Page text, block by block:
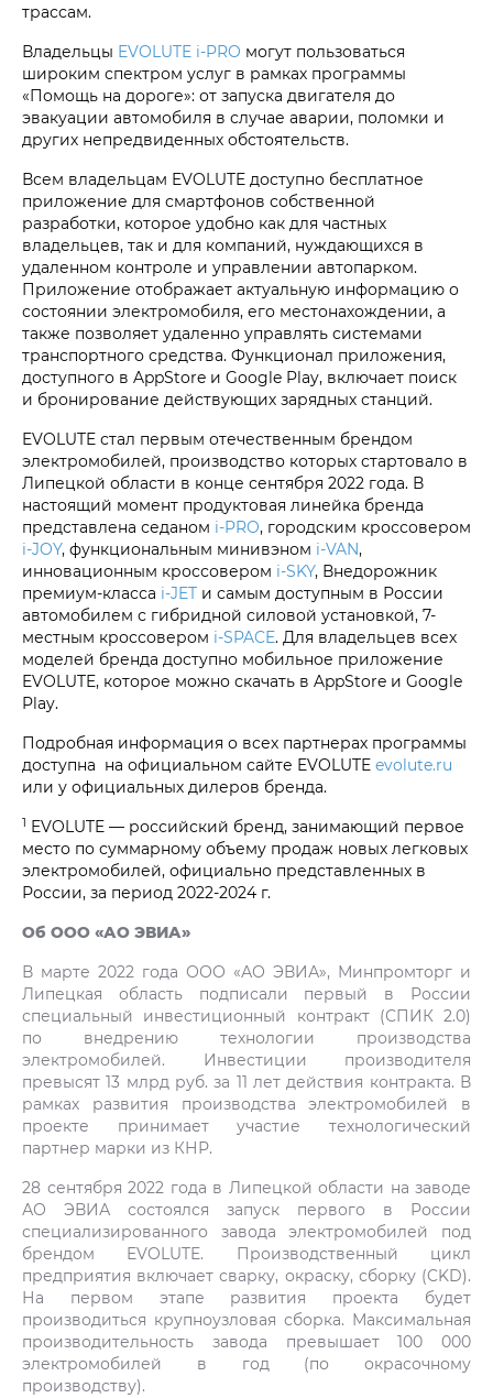
трассам.
Владельцы EVOLUTE i‑PRO могут пользоваться
широким спектром услуг в рамках программы
«Помощь на дороге»: от запуска двигателя до
эвакуации автомобиля в случае аварии, поломки и
других непредвиденных обстоятельств.
Всем владельцам EVOLUTE доступно бесплатное
приложение для смартфонов собственной
разработки, которое удобно как для частных
владельцев, так и для компаний, нуждающихся в
удаленном контроле и управлении автопарком.
Приложение отображает актуальную информацию о
состоянии электромобиля, его местонахождении, а
также позволяет удаленно управлять системами
транспортного средства. Функционал приложения,
доступного в AppStore и Google Play, включает поиск
и бронирование действующих зарядных станций.
EVOLUTE стал первым отечественным брендом
электромобилей, производство которых стартовало в
Липецкой области в конце сентября 2022 года. В
настоящий момент продуктовая линейка бренда
представлена седаном i‑PRO, городским кроссовером
i‑JOY, функциональным минивэном i‑VAN,
инновационным кроссовером i‑SKY, Внедорожник
премиум-класса i‑JET и самым доступным в России
автомобилем с гибридной силовой установкой, 7-
местным кроссовером i‑SPACE. Для владельцев всех
моделей бренда доступно мобильное приложение
EVOLUTE, которое можно скачать в AppStore и Google
Play.
Подробная информация о всех партнерах программы
доступна на официальном сайте EVOLUTE evolute.ru
или у официальных дилеров бренда.
1 EVOLUTE — российский бренд, занимающий первое
место по суммарному объему продаж новых легковых
электромобилей, официально представленных в
России, за период 2022-2024 г.
Об ООО «АО ЭВИА»
В марте 2022 года ООО «АО ЭВИА», Минпромторг и
Липецкая область подписали первый в России
специальный инвестиционный контракт (СПИК 2.0)
по внедрению технологии производства
электромобилей. Инвестиции производителя
превысят 13 млрд руб. за 11 лет действия контракта. В
рамках развития производства электромобилей в
проекте принимает участие технологический
партнер марки из КНР.
28 сентября 2022 года в Липецкой области на заводе
АО ЭВИА состоялся запуск первого в России
специализированного завода электромобилей под
брендом EVOLUTE. Производственный цикл
предприятия включает сварку, окраску, сборку (CKD).
На первом этапе развития проекта будет
производиться крупноузловая сборка. Максимальная
производительность завода превышает 100 000
электромобилей в год (по окрасочному
производству).